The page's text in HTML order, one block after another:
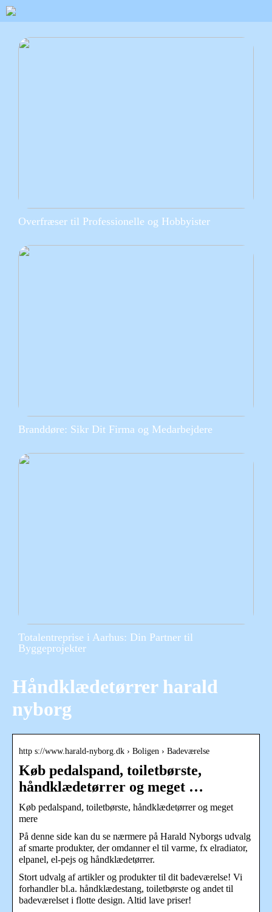
Overfræser til Professionelle og Hobbyister
Branddøre: Sikr Dit Firma og Medarbejdere
Totalentreprise i Aarhus: Din Partner til
Byggeprojekter
Håndklædetørrer harald
nyborg
http s://www.harald-nyborg.dk › Boligen › Badeværelse
Køb pedalspand, toiletbørste,
håndklædetørrer og meget …
Køb pedalspand, toiletbørste, håndklædetørrer og meget
mere
På denne side kan du se nærmere på Harald Nyborgs udvalg
af smarte produkter, der omdanner el til varme, fx elradiator,
elpanel, el-pejs og håndklædetørrer.
Stort udvalg af artikler og produkter til dit badeværelse! Vi
forhandler bl.a. håndklædestang, toiletbørste og andet til
badeværelset i flotte design. Altid lave priser!